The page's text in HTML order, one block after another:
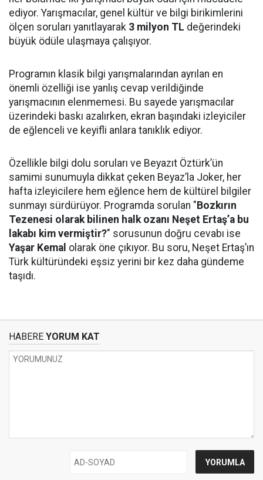
ediyor. Yarışmacılar, genel kültür ve bilgi birikimlerini
ölçen soruları yanıtlayarak 3 milyon TL değerindeki
büyük ödüle ulaşmaya çalışıyor.
Programın klasik bilgi yarışmalarından ayrılan en
önemli özelliği ise yanlış cevap verildiğinde
yarışmacının elenmemesi. Bu sayede yarışmacılar
üzerindeki baskı azalırken, ekran başındaki izleyiciler
de eğlenceli ve keyifli anlara tanıklık ediyor.
Özellikle bilgi dolu soruları ve Beyazıt Öztürk’ün
samimi sunumuyla dikkat çeken Beyaz’la Joker, her
hafta izleyicilere hem eğlence hem de kültürel bilgiler
sunmayı sürdürüyor. Programda sorulan " Bozkırın
Tezenesi olarak bilinen halk ozanı Neşet Ertaş’a bu
lakabı kim vermiştir?" sorusunun doğru cevabı ise
Yaşar Kemal olarak öne çıkıyor. Bu soru, Neşet Ertaş’ın
Türk kültüründeki eşsiz yerini bir kez daha gündeme
taşıdı.
HABERE YORUM KAT